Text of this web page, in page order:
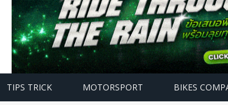
TIPS TRICK MOTORSPORT BIKES